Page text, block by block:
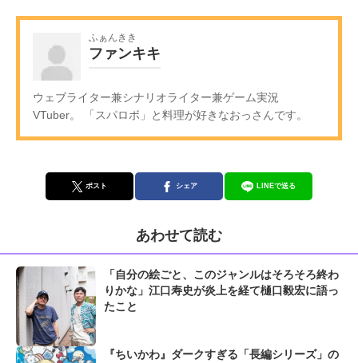
ふぁんきき
ファンキキ
ウェブライター兼シナリオライター兼ゲーム実況
VTuber。 「スパロボ」と料理が好きなおっさんです。
ポスト シェア LINEで送る
あわせて読む
「自分の絵ごと、このジャンルはそろそろ終わ
りかな」江口寿史が炎上を経て樋口毅宏に語っ
たこと
『ちいかわ』ダークすぎる「長編シリーズ」の